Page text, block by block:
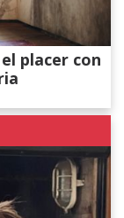
placer con